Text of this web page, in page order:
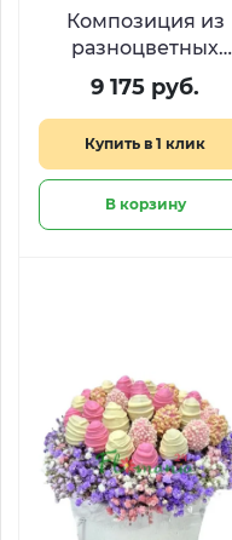
Композиция из
разноцветных
хризантем и
гипсофилы «Синяя
9 175 руб.
Купить в 1 клик
В корзину